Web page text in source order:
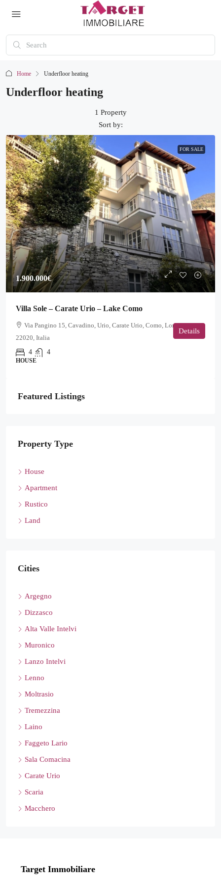
Home Underfloor heating
Underfloor heating
1 Property
Sort by:
FOR SALE
1.900.000€
Villa Sole – Carate Urio – Lake Como
Via Pangino 15, Cavadino, Urio, Carate Urio, Como, Lombardia,
22020, Italia
4
4
HOUSE
Details
Featured Listings
Property Type
House
Apartment
Rustico
Land
Cities
Argegno
Dizzasco
Alta Valle Intelvi
Muronico
Lanzo Intelvi
Lenno
Moltrasio
Tremezzina
Laino
Faggeto Lario
Sala Comacina
Carate Urio
Scaria
Macchero
Target Immobiliare